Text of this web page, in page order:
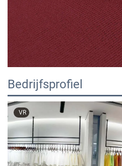
Bedrijfsprofiel
VR